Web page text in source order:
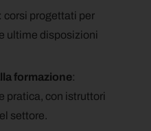
: corsi progettati per
ultime disposizioni
formazione:
pratica, con istruttori
settore.